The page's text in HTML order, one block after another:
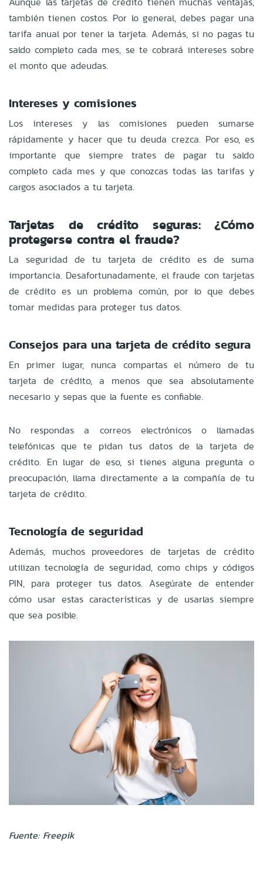
también tienen costos. Por lo general, debes pagar una
tarifa anual por tener la tarjeta. Además, si no pagas tu
saldo completo cada mes, se te cobrará intereses sobre
el monto que adeudas.
Intereses y comisiones
Los intereses y las comisiones pueden sumarse
rápidamente y hacer que tu deuda crezca. Por eso, es
importante que siempre trates de pagar tu saldo
completo cada mes y que conozcas todas las tarifas y
cargos asociados a tu tarjeta.
Tarjetas de crédito seguras: ¿Cómo
protegerse contra el fraude?
La seguridad de tu tarjeta de crédito es de suma
importancia. Desafortunadamente, el fraude con tarjetas
de crédito es un problema común, por lo que debes
tomar medidas para proteger tus datos.
Consejos para una tarjeta de crédito segura
En primer lugar, nunca compartas el número de tu
tarjeta de crédito, a menos que sea absolutamente
necesario y sepas que la fuente es confiable.
No respondas a correos electrónicos o llamadas
telefónicas que te pidan tus datos de la tarjeta de
crédito. En lugar de eso, si tienes alguna pregunta o
preocupación, llama directamente a la compañía de tu
tarjeta de crédito.
Tecnología de seguridad
Además, muchos proveedores de tarjetas de crédito
utilizan tecnología de seguridad, como chips y códigos
PIN, para proteger tus datos. Asegúrate de entender
cómo usar estas características y de usarlas siempre
que sea posible.
Fuente: Freepik